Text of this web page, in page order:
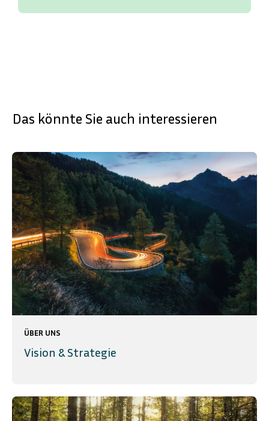
Das könnte Sie auch interessieren
ÜBER UNS
Vision & Strategie